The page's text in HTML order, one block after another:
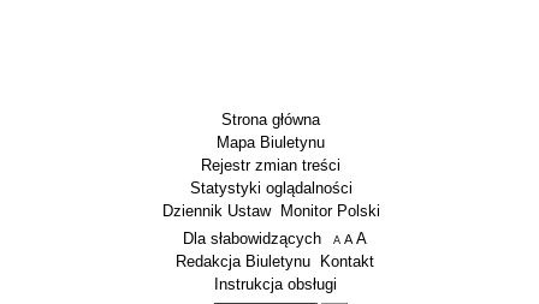
Strona główna
Mapa Biuletynu
Rejestr zmian treści
Statystyki oglądalności
Dziennik Ustaw
Monitor Polski
Menu dodatkowe
Dla słabowidzących A pomniejsz czcionkę
A standardowy rozmiar czcionki
A
Redakcja Biuletynu
Kontakt
Instrukcja obsługi